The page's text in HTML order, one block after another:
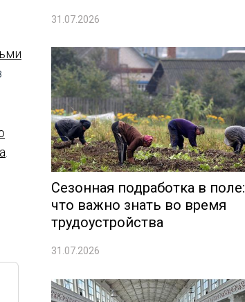
.
31.07.2026
Сезонная подработка в поле:
что важно знать во время
трудоустройства
31.07.2026